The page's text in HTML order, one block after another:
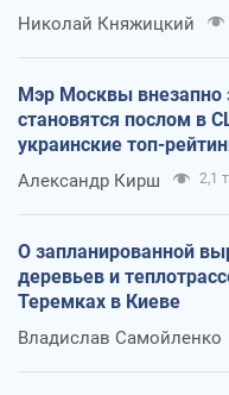
Николай Княжицкий
Мэр Москвы внезапно
становятся послом в
украинские топ-
Александр Кирш 2,1 т.
О запланированной
деревьев и
Теремках в Киеве
Владислав Самойленко